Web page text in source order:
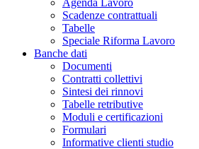
Agenda Lavoro
Scadenze contrattuali
Tabelle
Speciale Riforma Lavoro
Banche dati
Documenti
Contratti collettivi
Sintesi dei rinnovi
Tabelle retributive
Moduli e certificazioni
Formulari
Informative clienti studio